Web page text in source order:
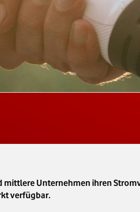
Unternehmen ihren
verfügbar.